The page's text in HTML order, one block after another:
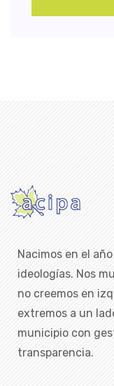
Nacimos en el
ideologías. Nos
no creemos en
extremos a un
municipio con
transparencia.